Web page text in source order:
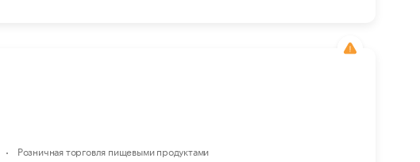
Розничная торговля пищевыми продуктами